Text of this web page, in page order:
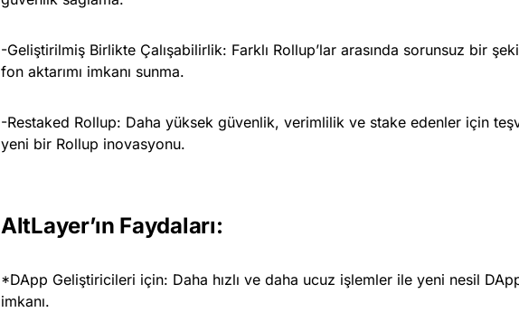
-Geliştirilmiş Birlikte Çalışabilirlik: Farklı Rollup’lar arasında sorunsuz bir
fon aktarımı imkanı sunma.
-Restaked Rollup: Daha yüksek güvenlik, verimlilik ve stake edenler için
yeni bir Rollup inovasyonu.
AltLayer’ın Faydaları:
*DApp Geliştiricileri için: Daha hızlı ve daha ucuz işlemler ile yeni nesil
imkanı.